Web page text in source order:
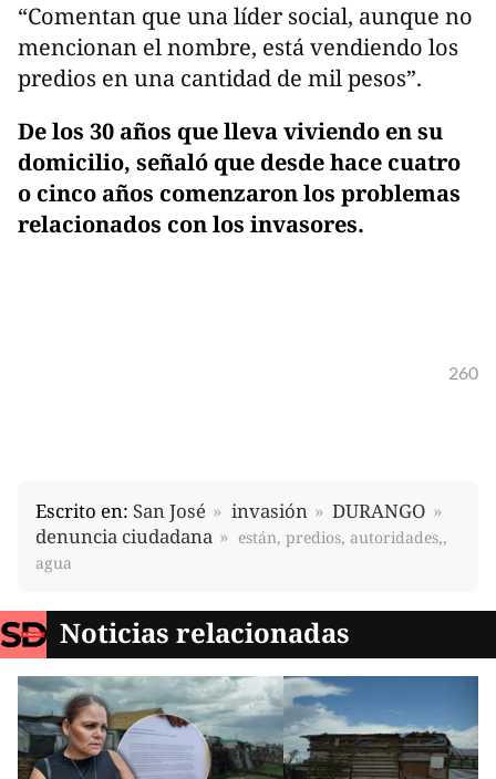
“Comentan que una líder social, aunque no
mencionan el nombre, está vendiendo los
predios en una cantidad de mil pesos”.
De los 30 años que lleva viviendo en su
domicilio, señaló que desde hace cuatro
o cinco años comenzaron los problemas
relacionados con los invasores.
260
Escrito en: San José invasión
DURANGO
denuncia ciudadana
están, predios, autoridades,,
agua
Noticias relacionadas